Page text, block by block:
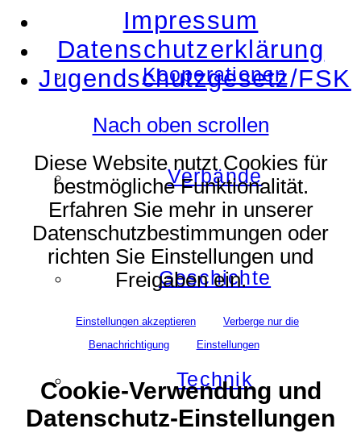
Kooperationen
Verbände
Geschichte
Technik
Impressum
Datenschutzerklärung
Jugendschutzgesetz/FSK
Nach oben scrollen
Diese Website nutzt Cookies für
bestmögliche Funktionalität.
Erfahren Sie mehr in unserer
Datenschutzbestimmungen oder
richten Sie Einstellungen und
Freigaben ein.
Einstellungen akzeptieren
Verberge nur die
Benachrichtigung
Einstellungen
Cookie-Verwendung und
Datenschutz-Einstellungen